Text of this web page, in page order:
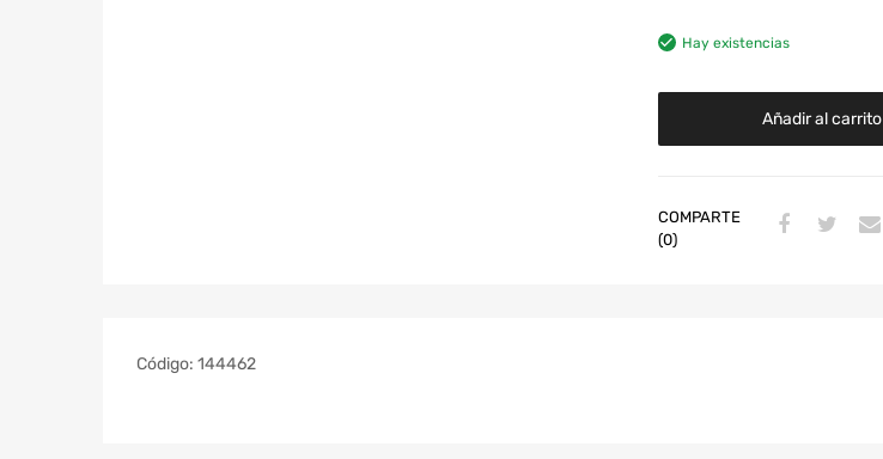
Hay existencias
Añadir al carrito
COMPARTE
(0)
Código: 144462